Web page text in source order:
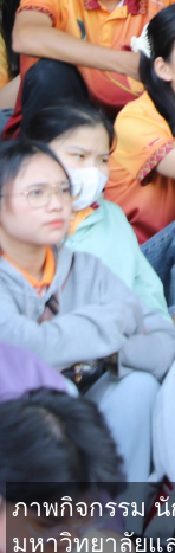
ภาพกิจกรรม
มหาวิทยาลัยแ